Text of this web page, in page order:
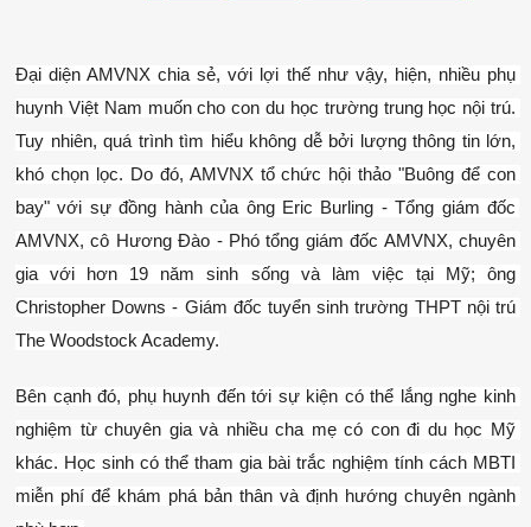
Đại diện AMVNX chia sẻ, với lợi thế như vậy, hiện, nhiều phụ
huynh Việt Nam muốn cho con du học trường trung học nội trú.
Tuy nhiên, quá trình tìm hiểu không dễ bởi lượng thông tin lớn,
khó chọn lọc. Do đó, AMVNX tổ chức hội thảo "Buông để con
bay" với sự đồng hành của ông Eric Burling - Tổng giám đốc
AMVNX, cô Hương Đào - Phó tổng giám đốc AMVNX, chuyên
gia với hơn 19 năm sinh sống và làm việc tại Mỹ; ông
Christopher Downs - Giám đốc tuyển sinh trường THPT nội trú
The Woodstock Academy.
Bên cạnh đó, phụ huynh đến tới sự kiện có thể lắng nghe kinh
nghiệm từ chuyên gia và nhiều cha mẹ có con đi du học Mỹ
khác. Học sinh có thể tham gia bài trắc nghiệm tính cách MBTI
miễn phí để khám phá bản thân và định hướng chuyên ngành